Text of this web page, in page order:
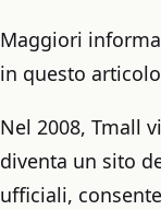
Maggiori
in questo
Nel 2008, Tmall
diventa un sito
ufficiali,